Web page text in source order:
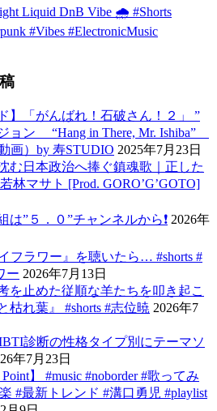
Liquid DnB Vibe 🌧️ #Shorts
#Vibes #ElectronicMusic
】「がんばれ！石破さん！２」 ”
ョン “Hang in There, Mr. Ishiba”
画）by 寿STUDIO 2025年7月23日
む日本政治へ捧ぐ鎮魂歌｜正した
林マサト [Prod. GORO’G’GOTO]
は”５．０”チャンネルから❗️ 2026年
フラワー』を聴いたら… #shorts #
ー 2026年7月13日
を止めた従順な羊たちを叩き起こ
枯れ葉』 #shorts #志位暁 2026年7
診断の性格タイプ別にテーマソ
年7月23日
】 #music #noborder #歌ってみ
#最新トレンド #溝口勇児 #playlist